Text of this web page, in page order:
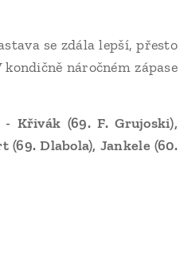
se zdála lepší, přesto
náročném zápase
Křivák (69. F. Grujoski),
(69. Dlabola), Jankele (60.